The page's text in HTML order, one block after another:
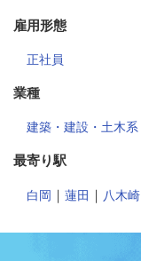
雇用形態
正社員
業種
建築・建設・土木系
最寄り駅
白岡 ｜ 蓮田 ｜ 八木崎